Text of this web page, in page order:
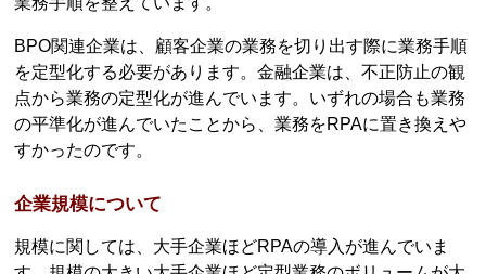
BPO関連企業は、顧客企業の業務を切り出す際に業務手順
を定型化する必要があります。金融企業は、不正防止の観
点から業務の定型化が進んでいます。いずれの場合も業務
の平準化が進んでいたことから、業務をRPAに置き換えや
すかったのです。
企業規模について
規模に関しては、大手企業ほどRPAの導入が進んでいま